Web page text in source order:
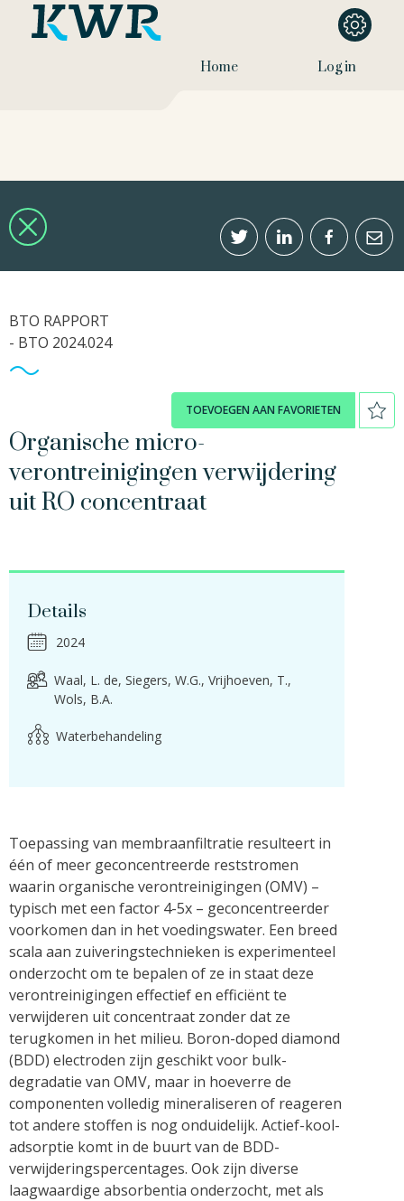
Home Log in
BTO RAPPORT
- BTO 2024.024
TOEVOEGEN AAN FAVORIETEN
Organische micro-
verontreinigingen verwijdering
uit RO concentraat
Details
2024
Waal, L. de Siegers, W.G. Vrijhoeven, T.
Wols, B.A.
Waterbehandeling
Toepassing van membraanfiltratie resulteert in
één of meer geconcentreerde reststromen
waarin organische verontreinigingen (OMV) –
typisch met een factor 4-5x – geconcentreerder
voorkomen dan in het voedingswater. Een breed
scala aan zuiveringstechnieken is experimenteel
onderzocht om te bepalen of ze in staat deze
verontreinigingen effectief en efficiënt te
verwijderen uit concentraat zonder dat ze
terugkomen in het milieu. Boron-doped diamond
(BDD) electroden zijn geschikt voor bulk-
degradatie van OMV, maar in hoeverre de
componenten volledig mineraliseren of reageren
tot andere stoffen is nog onduidelijk. Actief-kool-
adsorptie komt in de buurt van de BDD-
verwijderingspercentages. Ook zijn diverse
laagwaardige absorbentia onderzocht, met als